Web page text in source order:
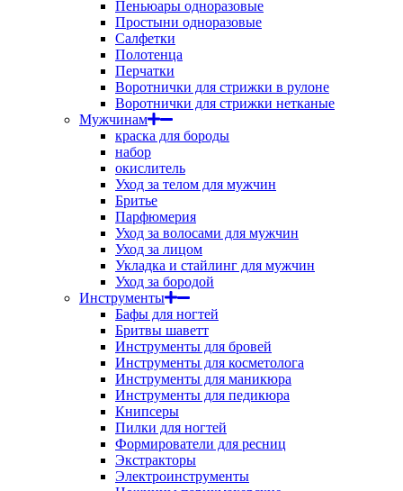
Пеньюары одноразовые
Простыни одноразовые
Салфетки
Полотенца
Перчатки
Воротнички для стрижки в рулоне
Воротнички для стрижки нетканые
Мужчинам
краска для бороды
набор
окислитель
Уход за телом для мужчин
Бритье
Парфюмерия
Уход за волосами для мужчин
Уход за лицом
Укладка и стайлинг для мужчин
Уход за бородой
Инструменты
Бафы для ногтей
Бритвы шаветт
Инструменты для бровей
Инструменты для косметолога
Инструменты для маникюра
Инструменты для педикюра
Книпсеры
Пилки для ногтей
Формирователи для ресниц
Экстракторы
Электроинструменты